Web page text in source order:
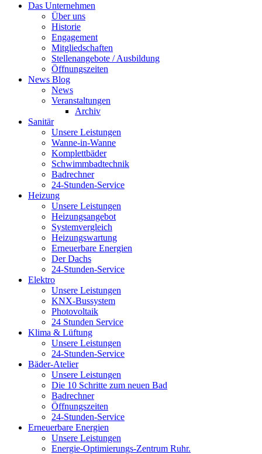
Das Unternehmen
Über uns
Historie
Engagement
Mitgliedschaften
Stellenangebote / Ausbildung
Öffnungszeiten
News Blog
News
Veranstaltungen
Archiv
Sanitär
Unsere Leistungen
Wanne-in-Wanne
Komplettbäder
Schwimmbadtechnik
Badrechner
24-Stunden-Service
Heizung
Unsere Leistungen
Heizungsangebot
Systemvergleich
Heizungswartung
Erneuerbare Energien
Der Dachs
24-Stunden-Service
Elektro
Unsere Leistungen
KNX-Bussystem
Photovoltaik
24 Stunden Service
Klima & Lüftung
Unsere Leistungen
24-Stunden-Service
Bäder-Atelier
Unsere Leistungen
Die 10 Schritte zum neuen Bad
Badrechner
Öffnungszeiten
24-Stunden-Service
Erneuerbare Energien
Unsere Leistungen
Energie-Optimierungs-Zentrum Ruhr.